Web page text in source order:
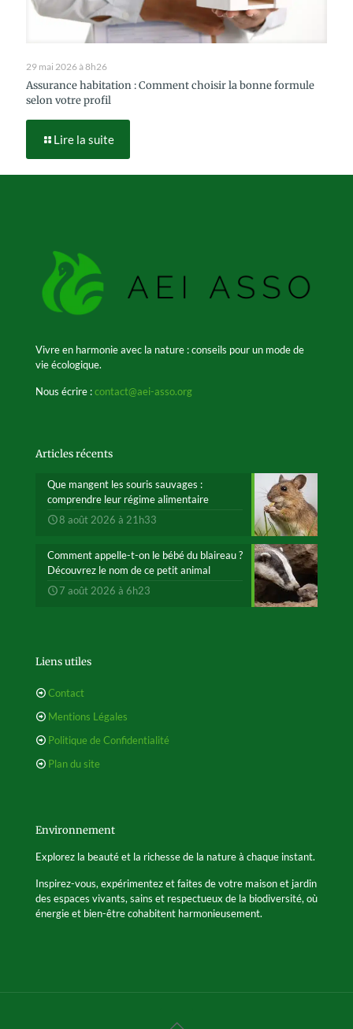
29 mai 2026 à 8h26
Assurance habitation : Comment choisir la bonne formule
selon votre profil
Lire la suite
Vivre en harmonie avec la nature : conseils pour un mode de
vie écologique.
Nous écrire :contact@aei-asso.org
Articles récents
Que mangent les souris sauvages :
comprendre leur régime alimentaire
8 août 2026 à 21h33
Comment appelle-t-on le bébé du blaireau ?
Découvrez le nom de ce petit animal
7 août 2026 à 6h23
Liens utiles
Contact
Mentions Légales
Politique de Confidentialité
Plan du site
Environnement
Explorez la beauté et la richesse de la nature à chaque instant.
Inspirez-vous, expérimentez et faites de votre maison et jardin
des espaces vivants, sains et respectueux de la biodiversité, où
énergie et bien-être cohabitent harmonieusement.